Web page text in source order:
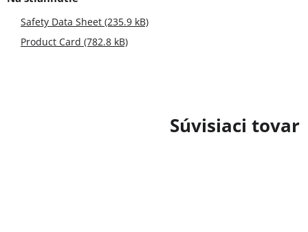
Súvisiaci tovar
Safety Data Sheet (235.9 kB)
Product Card (782.8 kB)